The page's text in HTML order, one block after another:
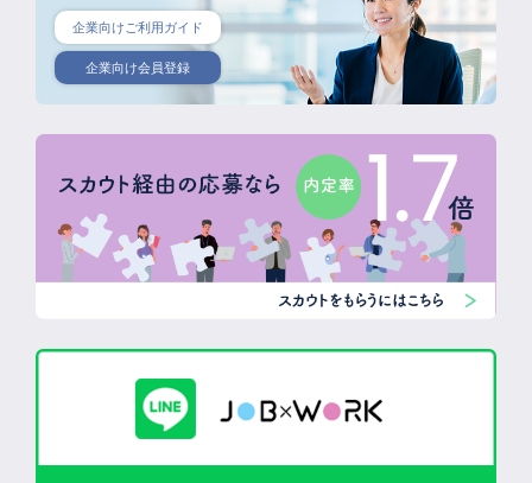
企業向けご利用ガイド
企業向け会員登録